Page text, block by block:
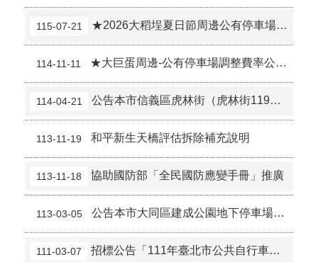
See & Be Seen 我看得見您 您看得見我
1966 長照服務專線，市民有長期照顧需求!提供便利諮詢單一窗口。
左轉車應過中線再左轉
路口應停讓行人
機車不騎人行道
2026總統盃黑客松徵件至8/31，詳見「總統盃黑客松」網站
臺北市2026城鎮韌性(防空)演習訂於8月13日(四)14時30分至15時實施。
115-07-21 ★2026大稻埕夏日節周邊公有停車場費率調整7月25日、8月5日及8月15日
114-11-11 ★大巨蛋周邊-公有停車場調整費率公告調整日期11月14日~16日及22日
114-04-21 公告本市信義區虎林街（虎林街119巷至忠孝東路5段）路邊機車停車格，自114年5月5日（星期一）9時起納入收費管理。
113-11-19 和平新生天橋評估拆除補充說明
113-11-18 協助國防部「全民國防應變手冊」推廣
113-03-05 公告本市大同區建成公園地下停車場自113年4月1日0時起 調整費率事宜。
111-03-07 招標公告「111年臺北市公共自行車租賃系統不堪用報廢設備拆解回收案」